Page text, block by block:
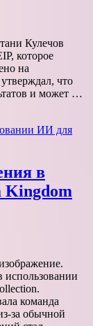
Кулечов
которое
на
что
и может …
в
Kingdom
использовании
команда
за обычной